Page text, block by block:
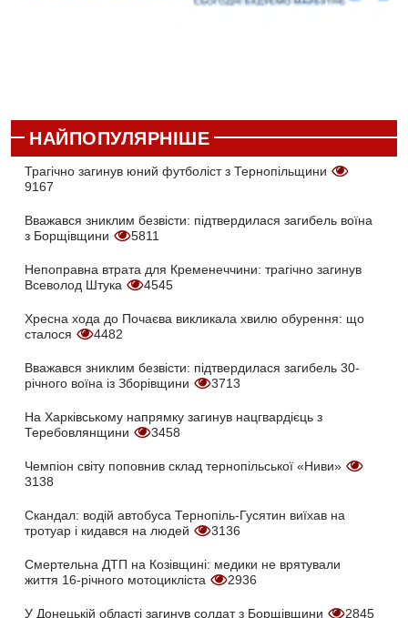
НАЙПОПУЛЯРНІШЕ
Трагічно загинув юний футболіст з Тернопільщини
9167
Вважався зниклим безвісти: підтвердилася загибель воїна
з Борщівщини
5811
Непоправна втрата для Кременеччини: трагічно загинув
Всеволод Штука
4545
Хресна хода до Почаєва викликала хвилю обурення: що
сталося
4482
Вважався зниклим безвісти: підтвердилася загибель 30-
річного воїна із Зборівщини
3713
На Харківському напрямку загинув нацгвардієць з
Теребовлянщини
3458
Чемпіон світу поповнив склад тернопільської «Ниви»
3138
Скандал: водій автобуса Тернопіль-Гусятин виїхав на
тротуар і кидався на людей
3136
Смертельна ДТП на Козівщині: медики не врятували
життя 16-річного мотоцикліста
2936
У Донецькій області загинув солдат з Борщівщини 2845